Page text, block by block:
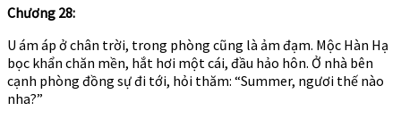
Chương
28
–
30
Chương 28:
U ám áp ở chân trời, trong phòng cũng là ảm đạm. Mộc Hàn Hạ
bọc khẩn chăn mền, hắt hơi một cái, đầu hảo hôn. Ở nhà bên
cạnh phòng đồng sự đi tới, hỏi thăm: “Summer, ngươi thế nào
nha?”